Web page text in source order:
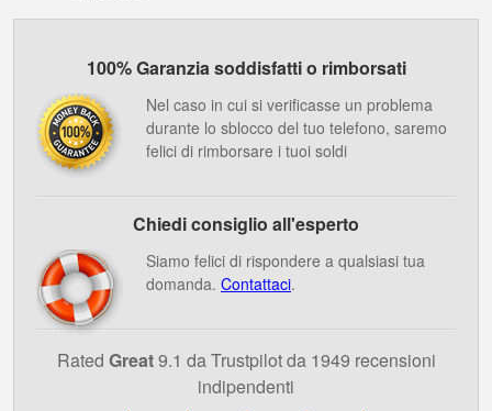
100% Garanzia soddisfatti o rimborsati
Nel caso in cui si verificasse un problema
durante lo sblocco del tuo telefono, saremo
felici di rimborsare i tuoi soldi
Chiedi consiglio all'esperto
Siamo felici di rispondere a qualsiasi tua
domanda. Contattaci.
Rated Great9.1 da Trustpilot da 1949 recensioni
indipendenti